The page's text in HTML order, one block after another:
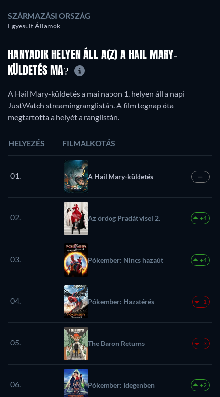
SZÁRMAZÁSI ORSZÁG
Egyesült Államok
HANYADIK HELYEN ÁLL A(Z) A HAIL MARY-
KÜLDETÉS MA?
A Hail Mary-küldetés a mai napon 1. helyen áll a napi
JustWatch streamingranglistán. A film tegnap óta
megtartotta a helyét a ranglistán.
HELYEZÉS FILMALKOTÁS
01. A Hail Mary-küldetés —
02. Az ördög Pradát visel 2. +4
03. Pókember: Nincs hazaút +4
04. Pókember: Hazatérés -1
05. The Baron Returns -3
06. Pókember: Idegenben +2